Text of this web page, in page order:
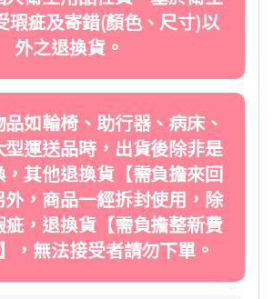
瑕疵及寄錯(顏色、尺寸)以
外之退換貨。
如輪椅、助行器、病床、
型運送品時，出貨後除非是
其他退換貨【需負擔來回
外，商品一經拆封使用，除
疵，退換貨【需負擔整新費
，無法接受者請勿下單。